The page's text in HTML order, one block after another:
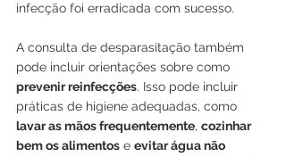
infecção foi erradicada com sucesso.
A consulta de desparasitação também
pode incluir orientações sobre como
prevenir reinfecções. Isso pode incluir
práticas de higiene adequadas, como
lavar as mãos frequentemente, cozinhar
bem os alimentos e evitar água não